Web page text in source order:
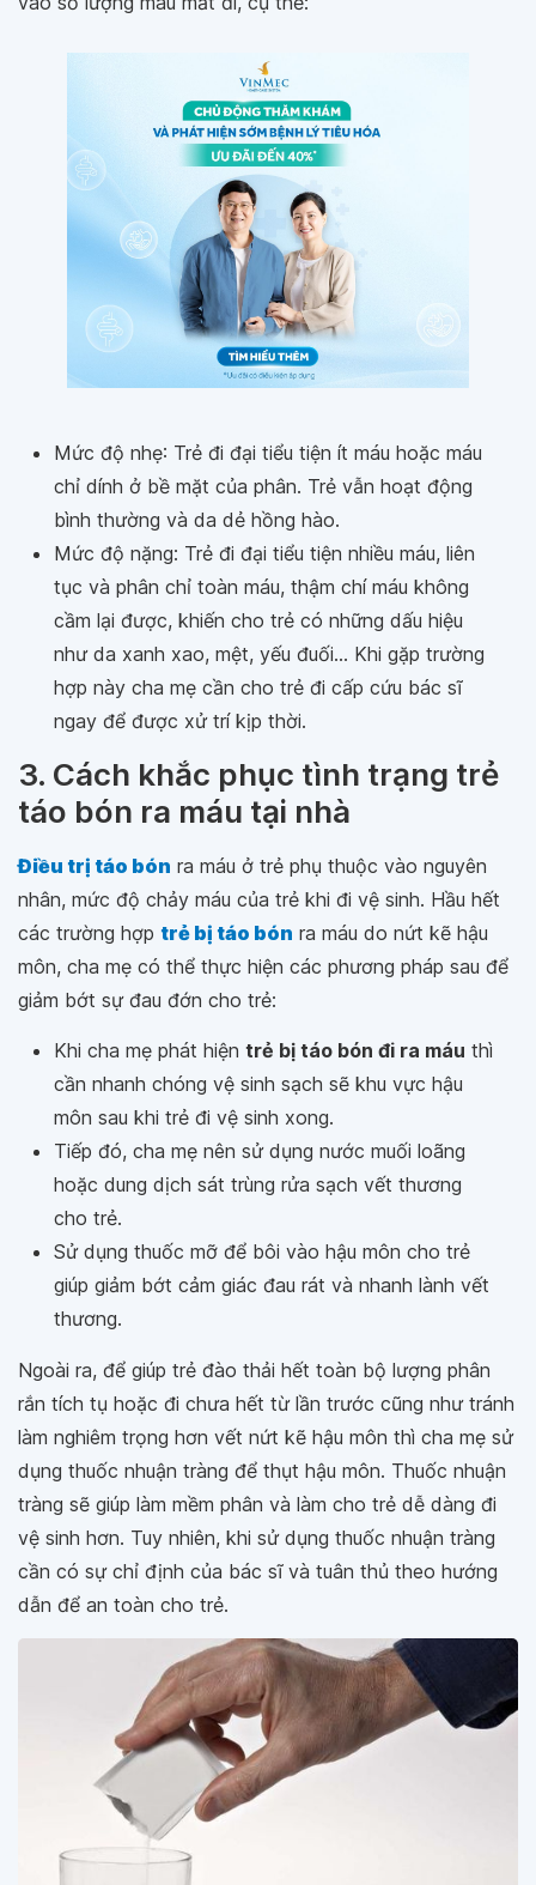
Mức độ nhẹ: Trẻ đi đại tiểu tiện ít máu hoặc máu
chỉ dính ở bề mặt của phân. Trẻ vẫn hoạt động
bình thường và da dẻ hồng hào.
Mức độ nặng: Trẻ đi đại tiểu tiện nhiều máu, liên
tục và phân chỉ toàn máu, thậm chí máu không
cầm lại được, khiến cho trẻ có những dấu hiệu
như da xanh xao, mệt, yếu đuối... Khi gặp trường
hợp này cha mẹ cần cho trẻ đi cấp cứu bác sĩ
ngay để được xử trí kịp thời.
3. Cách khắc phục tình trạng trẻ
táo bón ra máu tại nhà
Điều trị táo bón ra máu ở trẻ phụ thuộc vào nguyên
nhân, mức độ chảy máu của trẻ khi đi vệ sinh. Hầu hết
các trường hợp trẻ bị táo bón ra máu do nứt kẽ hậu
môn, cha mẹ có thể thực hiện các phương pháp sau để
giảm bớt sự đau đớn cho trẻ:
Khi cha mẹ phát hiện trẻ bị táo bón đi ra máu thì
cần nhanh chóng vệ sinh sạch sẽ khu vực hậu
môn sau khi trẻ đi vệ sinh xong.
Tiếp đó, cha mẹ nên sử dụng nước muối loãng
hoặc dung dịch sát trùng rửa sạch vết thương
cho trẻ.
Sử dụng thuốc mỡ để bôi vào hậu môn cho trẻ
giúp giảm bớt cảm giác đau rát và nhanh lành vết
thương.
Ngoài ra, để giúp trẻ đào thải hết toàn bộ lượng phân
rắn tích tụ hoặc đi chưa hết từ lần trước cũng như tránh
làm nghiêm trọng hơn vết nứt kẽ hậu môn thì cha mẹ sử
dụng thuốc nhuận tràng để thụt hậu môn. Thuốc nhuận
tràng sẽ giúp làm mềm phân và làm cho trẻ dễ dàng đi
vệ sinh hơn. Tuy nhiên, khi sử dụng thuốc nhuận tràng
cần có sự chỉ định của bác sĩ và tuân thủ theo hướng
dẫn để an toàn cho trẻ.